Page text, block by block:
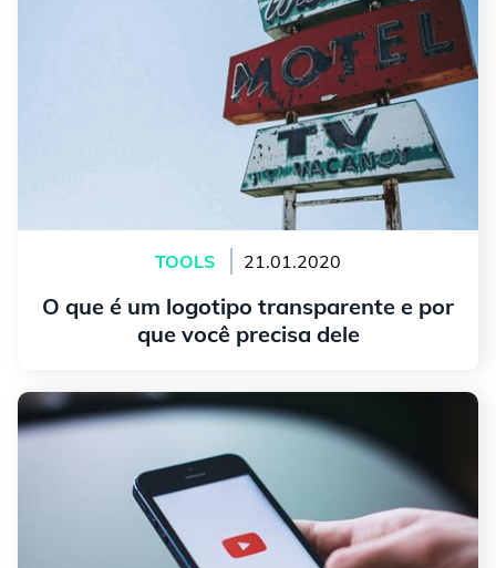
TOOLS 21.01.2020
O que é um logotipo transparente e por
que você precisa dele
Como Criar um Logotipo para seu Canal do YouTube